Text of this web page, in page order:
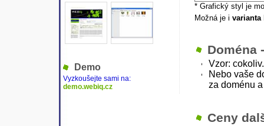
* Grafický styl je
Možná je i
Doména
Vzor:
Nebo vaše
za doménu
Ceny
Demo
Vyzkoušejte sami na:
demo.webiq.cz